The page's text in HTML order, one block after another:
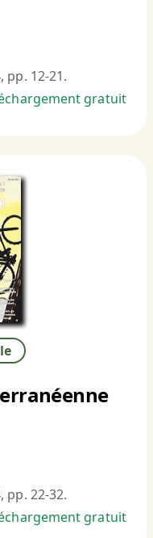
pp. 12-21.
gratuit
pp. 22-32.
gratuit